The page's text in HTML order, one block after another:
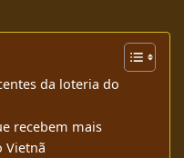
da loteria do
recebem mais
Vietnã